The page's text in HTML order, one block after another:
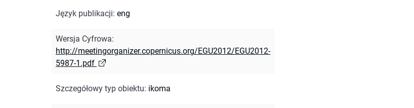
Język publikacji: eng
Wersja Cyfrowa:
http://meetingorganizer.copernicus.org/EGU2012/EGU2012-
5987-1.pdf
Szczegółowy typ obiektu: ikoma